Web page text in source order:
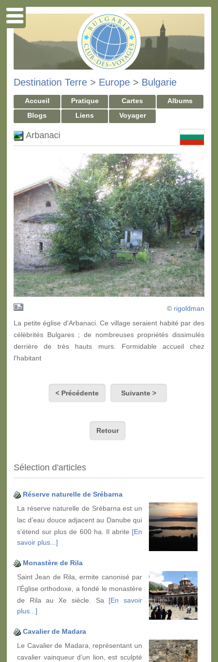
Destination Terre > Europe > Bulgarie
Accueil Pratique Cartes
Albums
Blogs
Liens Voyager
Arbanaci
© rigoldman
La petite église d'Arbanaci. Ce village seraient habité par des
célèbrités Bulgares ; de nombreuses propriétés dissimulés
derrière de très hauts murs. Formidable accueil chez
l'habitant
< Précédente Suivante >
Retour
Sélection d'articles
Réserve naturelle de Srébarna
La réserve naturelle de Srébarna est un
lac d’eau douce adjacent au Danube qui
s’étend sur plus de 600 ha. Il abrite [En
savoir plus...]
Monastère de Rila
Saint Jean de Rila, ermite canonisé par
l’Église orthodoxe, a fondé le monastère
de Rila au Xe siècle. Sa [En savoir
plus...]
Cavalier de Madara
Le Cavalier de Madara, représentant un
cavalier vainqueur d’un lion, est sculpté